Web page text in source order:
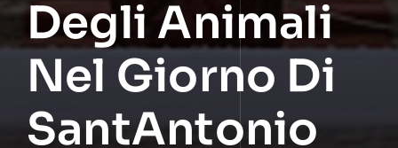
Degli Animali
Nel Giorno Di
SantAntonio